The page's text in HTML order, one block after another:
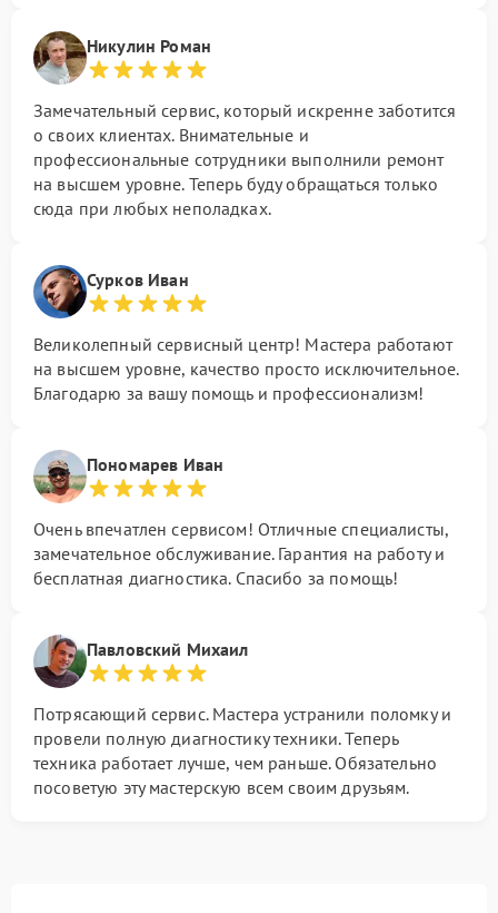
Никулин Роман
Замечательный сервис, который искренне заботится
о своих клиентах. Внимательные и
профессиональные сотрудники выполнили ремонт
на высшем уровне. Теперь буду обращаться только
сюда при любых неполадках.
Сурков Иван
Великолепный сервисный центр! Мастера работают
на высшем уровне, качество просто исключительное.
Благодарю за вашу помощь и профессионализм!
Пономарев Иван
Очень впечатлен сервисом! Отличные специалисты,
замечательное обслуживание. Гарантия на работу и
бесплатная диагностика. Спасибо за помощь!
Павловский Михаил
Потрясающий сервис. Мастера устранили поломку и
провели полную диагностику техники. Теперь
техника работает лучше, чем раньше. Обязательно
посоветую эту мастерскую всем своим друзьям.